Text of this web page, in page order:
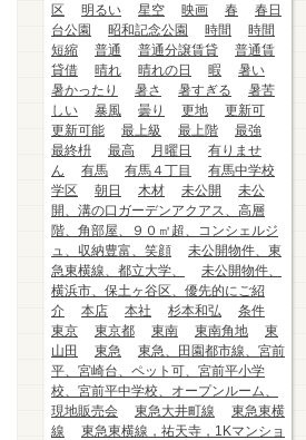
区
明るい 星空 映画 春
春日
台公園
昭和記念公園 時間
時間
短縮
普通 普通分譲賃貸
普通賃
貸借
晴れ 晴れの日 暇
暑い
暑かったり
暑さ 暑すぎる
暑苦
しい
暴風 曇り 更地
更新可
更新可能
最上級 最上階
最強
最終枡
最高 月曜日
有りませ
ん
有馬 有馬４丁目
有馬中学校
学区
朝日 木材 未公開
未公
開、溝の口ガーデンアクアス、高層
階、角部屋、９０㎡超、コンシェルジ
ュ、収納豊富、笑顔
未公開物件、東
急東横線、都立大学、
未公開物件、
横浜市、保土ヶ谷区、優先的にご紹
介
本店 本社 杉本和弘
条件
東京
東京都 東南 東南角地
東
山田
東急
東急、田園都市線、宮前
平、宮崎台、ペット可、宮前平小学
校、宮前平中学校、オープンルーム、
現地販売会
東急大井町線
東急東横
線
東急東横線，祐天寺，1Kマンショ